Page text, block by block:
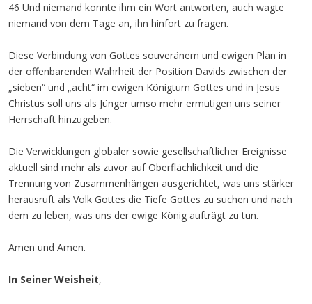
46 Und niemand konnte ihm ein Wort antworten, auch wagte
niemand von dem Tage an, ihn hinfort zu fragen.
Diese Verbindung von Gottes souveränem und ewigen Plan in
der offenbarenden Wahrheit der Position Davids zwischen der
„sieben“ und „acht“ im ewigen Königtum Gottes und in Jesus
Christus soll uns als Jünger umso mehr ermutigen uns seiner
Herrschaft hinzugeben.
Die Verwicklungen globaler sowie gesellschaftlicher Ereignisse
aktuell sind mehr als zuvor auf Oberflächlichkeit und die
Trennung von Zusammenhängen ausgerichtet, was uns stärker
herausruft als Volk Gottes die Tiefe Gottes zu suchen und nach
dem zu leben, was uns der ewige König aufträgt zu tun.
Amen und Amen.
In Seiner Weisheit,